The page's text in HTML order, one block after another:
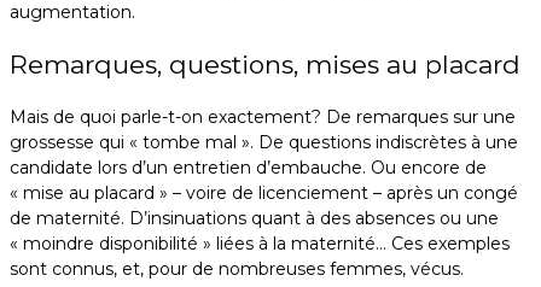
augmentation.
Remarques, questions, mises au placard
Mais de quoi parle-t-on exactement? De remarques sur une
grossesse qui « tombe mal ». De questions indiscrètes à une
candidate lors d’un entretien d’embauche. Ou encore de
« mise au placard » – voire de licenciement – après un congé
de maternité. D’insinuations quant à des absences ou une
« moindre disponibilité » liées à la maternité… Ces exemples
sont connus, et, pour de nombreuses femmes, vécus.